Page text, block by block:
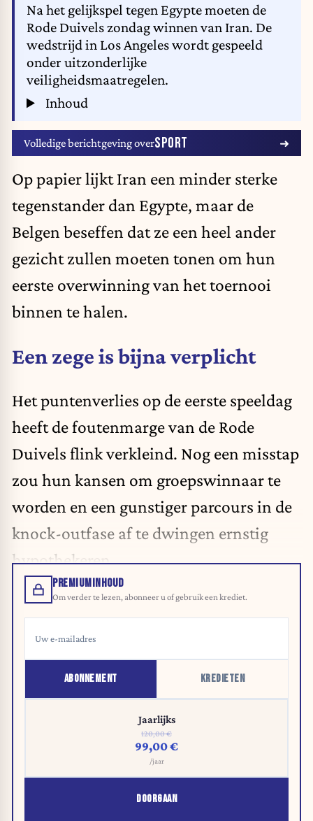
Na het gelijkspel tegen Egypte moeten de
Rode Duivels zondag winnen van Iran. De
wedstrijd in Los Angeles wordt gespeeld
onder uitzonderlijke
veiligheidsmaatregelen.
Inhoud
Volledige berichtgeving overSPORT
Op papier lijkt Iran een minder sterke
tegenstander dan Egypte, maar de
Belgen beseffen dat ze een heel ander
gezicht zullen moeten tonen om hun
eerste overwinning van het toernooi
binnen te halen.
Een zege is bijna verplicht
Het puntenverlies op de eerste speeldag
heeft de foutenmarge van de Rode
Duivels flink verkleind. Nog een misstap
zou hun kansen om groepswinnaar te
worden en een gunstiger parcours in de
knock-outfase af te dwingen ernstig
hypothekeren.
PREMIUMINHOUD
Om verder te lezen, abonneer u of gebruik een krediet.
ABONNEMENT KREDIETEN
Jaarlijks
120,00 €
99,00 €
/jaar
DOORGAAN